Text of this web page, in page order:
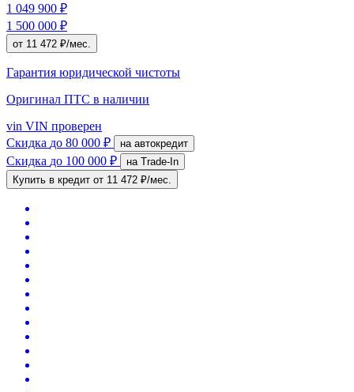
1 049 900 ₽
1 500 000 ₽
от 11 472 ₽/мес.
Гарантия юридической чистоты
Оригинал ПТС в наличии
vin VIN проверен
Скидка до 80 000 ₽ на автокредит
Скидка до 100 000 ₽
на Trade-In
Купить в кредит от 11 472 ₽/мес.